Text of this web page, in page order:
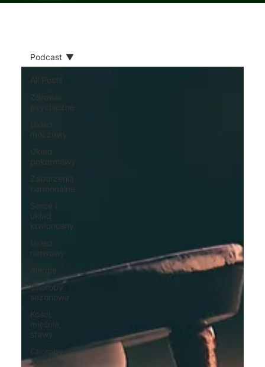
All Posts
Zdrowie
psychiczne
Układ
moczowy
Układ
pokarmowy
Zaburzenia
hormonalne
Serce i
układ
krwionośny
Układ
nerwowy
Alergie
Choroby
sezonowe
Kości,
mięśnie,
stawy
Choroby
zakaźne
Podcast